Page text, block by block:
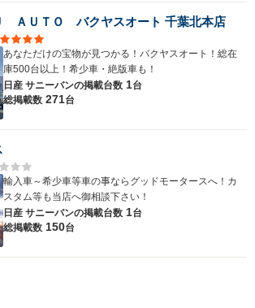
ＡＵＴＯ バクヤスオート 千葉北本店
あなただけの宝物が見つかる！バクヤスオート！総在
庫500台以上！希少車・絶版車も！
日産 サニーバンの掲載台数 1台
総掲載数 271台
輸入車～希少車等車の事ならグッドモータースへ！カ
スタム等も当店へ御相談下さい！
日産 サニーバンの掲載台数 1台
総掲載数 150台